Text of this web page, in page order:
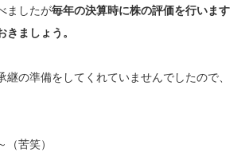
ましたが毎年の決算時に株の評価を行います
ましょう。
継の準備をしてくれていませんでしたので、
苦笑）